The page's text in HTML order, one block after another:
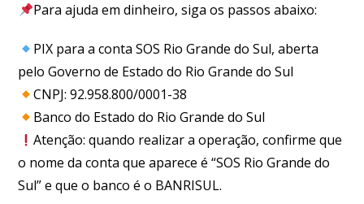
Para ajuda em dinheiro, siga os passos abaixo:
PIX para a conta SOS Rio Grande do Sul, aberta
pelo Governo de Estado do Rio Grande do Sul
CNPJ: 92.958.800/0001-38
Banco do Estado do Rio Grande do Sul
Atenção: quando realizar a operação, confirme que
o nome da conta que aparece é “SOS Rio Grande do
Sul” e que o banco é o BANRISUL.